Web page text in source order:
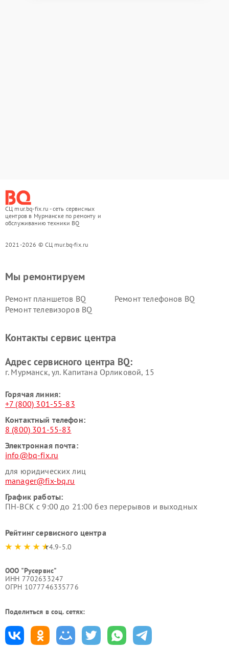
СЦ mur.bq-fix.ru - сеть сервисных
центров в Мурманске по ремонту и
обслуживанию техники BQ
2021-2026 © СЦ mur.bq-fix.ru
Мы ремонтируем
Ремонт планшетов BQ
Ремонт телефонов BQ
Ремонт телевизоров BQ
Контакты сервис центра
Адрес сервисного центра BQ:
г. Мурманск, ул. Капитана Орликовой, 15
Горячая линия:
+7 (800) 301-55-83
Контактный телефон:
8 (800) 301-55-83
Электронная почта:
info@bq-fix.ru
для юридических лиц
manager@fix-bq.ru
График работы:
ПН-ВСК с 9:00 до 21:00 без перерывов и выходных
Рейтинг сервисного центра
4.9-5.0
ООО "Русервис"
ИНН 7702633247
ОГРН 1077746335776
Поделиться в соц. сетях: